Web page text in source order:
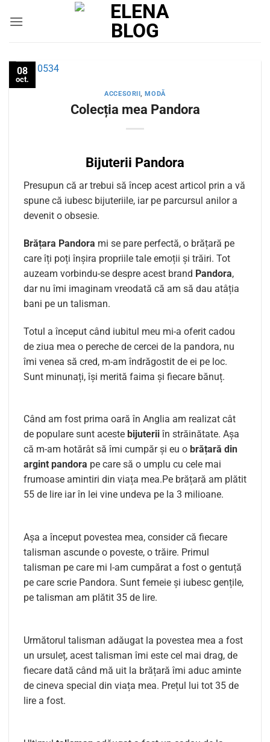
08
oct.
ACCESORII, MODĂ
Colecția mea Pandora
Bijuterii Pandora
Presupun că ar trebui să încep acest articol prin a vă
spune că iubesc bijuteriile, iar pe parcursul anilor a
devenit o obsesie.
Brățara Pandora mi se pare perfectă, o brățară pe
care îți poți înșira propriile tale emoții și trăiri. Tot
auzeam vorbindu-se despre acest brand Pandora,
dar nu îmi imaginam vreodată că am să dau atâția
bani pe un talisman.
Totul a început când iubitul meu mi-a oferit cadou
de ziua mea o pereche de cercei de la pandora, nu
îmi venea să cred, m-am îndrăgostit de ei pe loc.
Sunt minunați, își merită faima și fiecare bănuț.
Când am fost prima oară în Anglia am realizat cât
de populare sunt aceste bijuterii în străinătate. Așa
că m-am hotărât să îmi cumpăr și eu o brățară din
argint pandora pe care să o umplu cu cele mai
frumoase amintiri din viața mea.Pe brățară am plătit
55 de lire iar în lei vine undeva pe la 3 milioane.
Așa a început povestea mea, consider că fiecare
talisman ascunde o poveste, o trăire. Primul
talisman pe care mi l-am cumpărat a fost o gentuță
pe care scrie Pandora. Sunt femeie și iubesc gențile,
pe talisman am plătit 35 de lire.
Următorul talisman adăugat la povestea mea a fost
un ursuleț, acest talisman îmi este cel mai drag, de
fiecare dată când mă uit la brățară îmi aduc aminte
de cineva special din viața mea. Prețul lui tot 35 de
lire a fost.